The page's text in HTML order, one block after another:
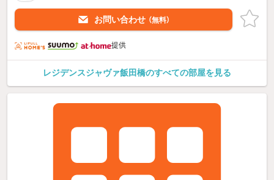
お問い合わせ （無料）
提供
レジデンスジャヴァ飯田橋のすべての部屋を見る